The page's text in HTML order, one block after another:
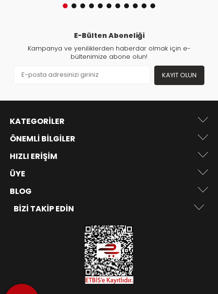
E-Bülten Aboneliği
Kampanya ve yeniliklerden haberdar olmak için e-
bültenimize abone olun!
KAYIT OLUN
KATEGORILER
ÖNEMLI BILGILER
HIZLI ERIŞIM
ÜYE
BLOG
BIZI TAKIP EDIN